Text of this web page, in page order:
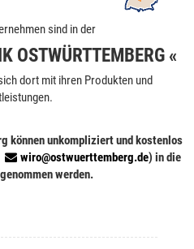
sind in der
OSTWÜRTTEMBERG «
dort mit ihren Produkten und
können unkompliziert und kostenlos
wiro@ostwuerttemberg.de) in die
werden.